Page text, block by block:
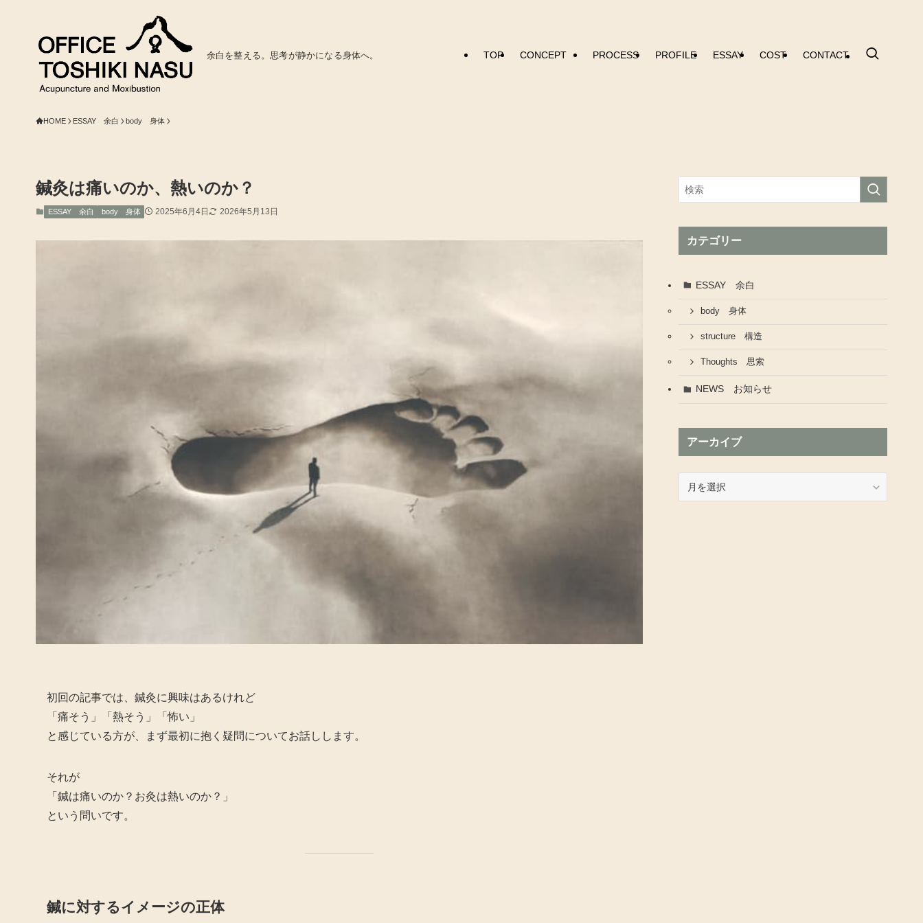
余白を整える。思考が静かになる身体へ。 TOP CONCEPT PROCESS PROFILE ESSAY COST CONTACT
HOME ESSAY 余白 body 身体
鍼灸は痛いのか、熱いのか？
ESSAY 余白 body 身体 2025年6月4日 2026年5月13日
初回の記事では、鍼灸に興味はあるけれど
「痛そう」「熱そう」「怖い」
と感じている方が、まず最初に抱く疑問についてお話しします。
それが
「鍼は痛いのか？お灸は熱いのか？」
という問いです。
鍼に対するイメージの正体
カテゴリー
ESSAY 余白
body 身体
structure 構造
Thoughts 思索
NEWS お知らせ
アーカイブ